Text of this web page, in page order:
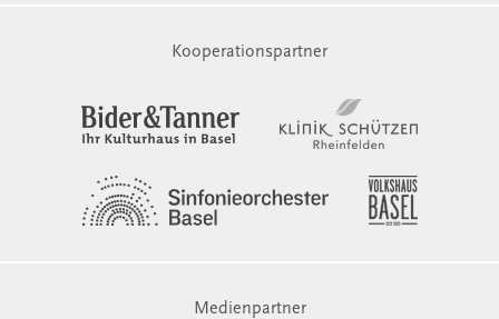
Kooperationspartner
Medienpartner